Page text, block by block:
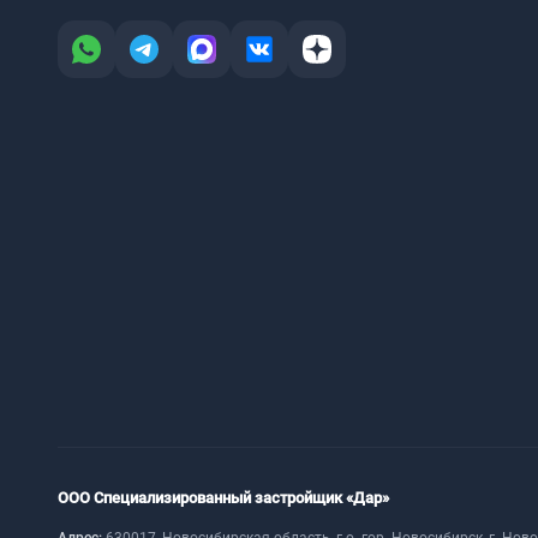
ООО Специализированный застройщик «Дар»